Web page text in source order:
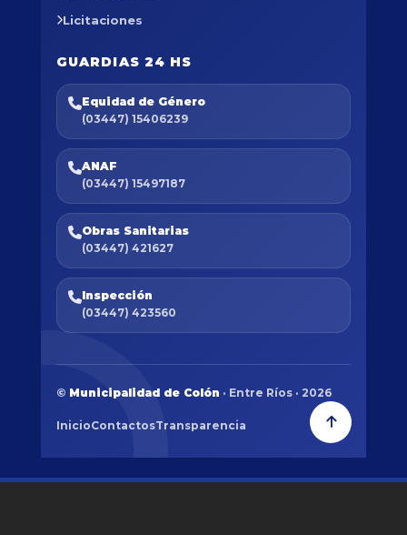
Licitaciones
GUARDIAS 24 HS
Equidad de Género
(03447) 15406239
ANAF
(03447) 15497187
Obras Sanitarias
(03447) 421627
Inspección
(03447) 423560
© Municipalidad de Colón · Entre Ríos · 2026
InicioContactosTransparencia